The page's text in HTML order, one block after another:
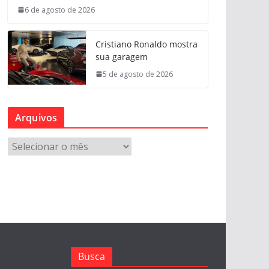
6 de agosto de 2026
Cristiano Ronaldo mostra
sua garagem
5 de agosto de 2026
Arquivos
r
Busca